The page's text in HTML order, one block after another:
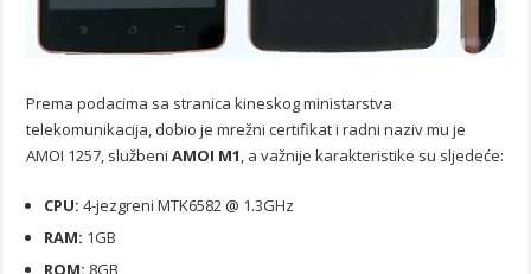
Prema podacima sa stranica kineskog ministarstva
telekomunikacija, dobio je mrežni certifikat i radni naziv mu je
AMOI 1257, službeniAMOI M1 , a važnije karakteristike su sljedeće:
CPU: 4-jezgreni MTK6582 @ 1.3GHz
RAM: 1GB
ROM: 8GB